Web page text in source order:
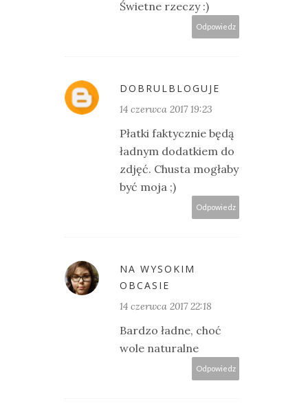
Świetne rzeczy :)
Odpowiedz
DOBRULBLOGUJE
14 czerwca 2017 19:23
Płatki faktycznie będą
ładnym dodatkiem do
zdjęć. Chusta mogłaby
być moja ;)
Odpowiedz
NA WYSOKIM
OBCASIE
14 czerwca 2017 22:18
Bardzo ładne, choć
wole naturalne
Odpowiedz